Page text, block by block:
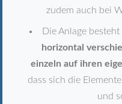
zudem auch bei
Die Anlage
horizontal
einzeln auf ihren
dass sich die
und